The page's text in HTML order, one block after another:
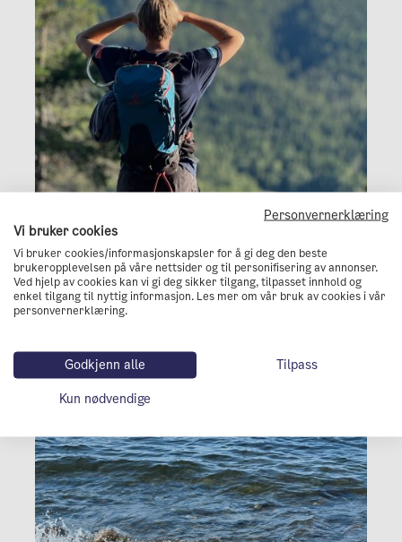
Innlegg
Topptur i Nordmarka
Personvernerklæring
Vi bruker cookies
Vi bruker cookies/informasjonskapsler for å gi deg den beste
brukeropplevelsen på våre nettsider og til personifisering av annonser.
Ved hjelp av cookies kan vi gi deg sikker tilgang, tilpasset innhold og
enkel tilgang til nyttig informasjon. Les mer om vår bruk av cookies i vår
personvernerklæring.
Godkjenn alle
Tilpass
Kun nødvendige